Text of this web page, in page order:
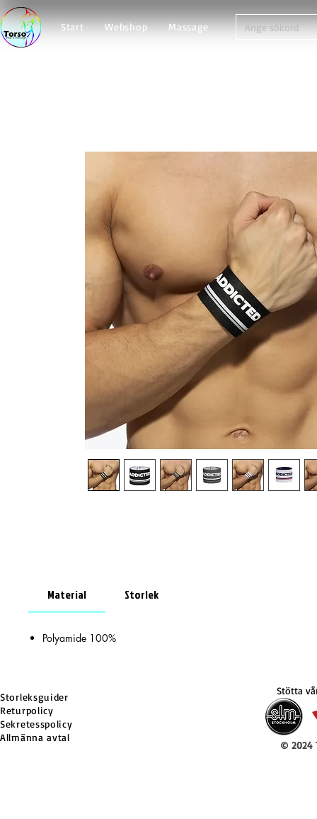
Start Webshop Massage
Material Storlek
Polyamide 100%
Storleksguider
Returpolicy
Sekretesspolicy
Allmänna avtal
Stötta
© 2024